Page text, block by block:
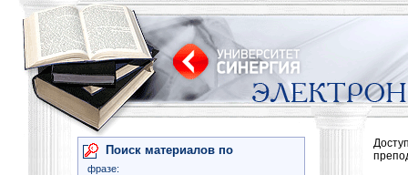
Поиск материалов по
фразе: